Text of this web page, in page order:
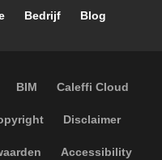
Bedrijf Blog
BIM Caleffi Cloud
Disclaimer
Accessibility